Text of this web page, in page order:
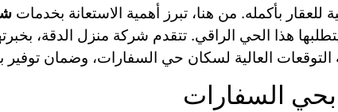
بأكمله. من هنا، تبرز أهمية الاستعانة بخدمات
هذا الحي الراقي. تتقدم شركة منزل الدقة،
العالية لسكان حي السفارات، وضمان توفير
السفارات